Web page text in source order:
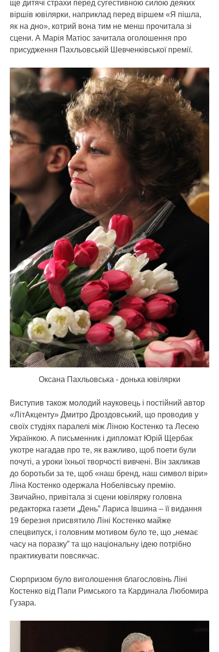
ще дитячі страхи перед сугестивною силою деяких
віршів ювілярки, наприклад перед віршем «Я пішла,
як на дно», котрий вона тим не менш прочитала зі
сцени. А Марія Матіос зачитала оголошення про
присудження Пахльовській Шевченківської премії.
Оксана Пахльовська - донька ювілярки
Виступив також молодий науковець і постійний автор
«ЛітАкценту» Дмитро Дроздовський, що проводив у
своїх студіях паралелі між Ліною Костенко та Лесею
Українкою. А письменник і дипломат Юрій Щербак
укотре нагадав про те, як важливо, щоб поети були
почуті, а уроки їхньої творчості вивчені. Він закликав
до боротьби за те, щоб «наш бренд, наш символ віри»
Ліна Костенко одержала Нобелівську премію.
Звичайно, привітала зі сцени ювілярку головна
редакторка газети „День” Лариса Івшина – її видання
19 березня присвятило Ліні Костенко майже
спецвипуск, і головним мотивом було те, що „немає
часу на поразку” та що національну ідею потрібно
практикувати повсякчас.
Сюрпризом було виголошення благословінь Ліні
Костенко від Папи Римського та Кардинала Любомира
Гузара.